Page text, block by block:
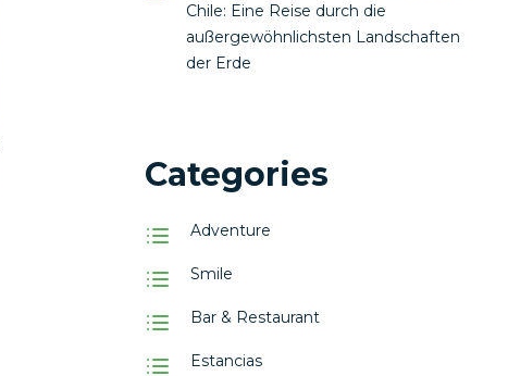
Chile: Eine Reise durch die
außergewöhnlichsten Landschaften
der Erde
Categories
Adventure
Smile
Bar & Restaurant
Estancias